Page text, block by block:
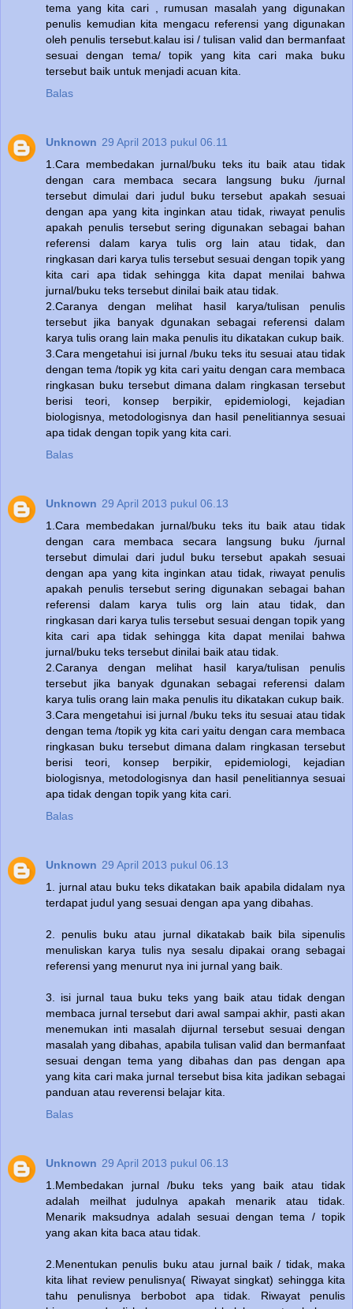
tema yang kita cari , rumusan masalah yang digunakan
penulis kemudian kita mengacu referensi yang digunakan
oleh penulis tersebut.kalau isi / tulisan valid dan bermanfaat
sesuai dengan tema/ topik yang kita cari maka buku
tersebut baik untuk menjadi acuan kita.
Balas
Unknown 29 April 2013 pukul 06.11
1.Cara membedakan jurnal/buku teks itu baik atau tidak
dengan cara membaca secara langsung buku /jurnal
tersebut dimulai dari judul buku tersebut apakah sesuai
dengan apa yang kita inginkan atau tidak, riwayat penulis
apakah penulis tersebut sering digunakan sebagai bahan
referensi dalam karya tulis org lain atau tidak, dan
ringkasan dari karya tulis tersebut sesuai dengan topik yang
kita cari apa tidak sehingga kita dapat menilai bahwa
jurnal/buku teks tersebut dinilai baik atau tidak.
2.Caranya dengan melihat hasil karya/tulisan penulis
tersebut jika banyak dgunakan sebagai referensi dalam
karya tulis orang lain maka penulis itu dikatakan cukup baik.
3.Cara mengetahui isi jurnal /buku teks itu sesuai atau tidak
dengan tema /topik yg kita cari yaitu dengan cara membaca
ringkasan buku tersebut dimana dalam ringkasan tersebut
berisi teori, konsep berpikir, epidemiologi, kejadian
biologisnya, metodologisnya dan hasil penelitiannya sesuai
apa tidak dengan topik yang kita cari.
Balas
Unknown 29 April 2013 pukul 06.13
1.Cara membedakan jurnal/buku teks itu baik atau tidak
dengan cara membaca secara langsung buku /jurnal
tersebut dimulai dari judul buku tersebut apakah sesuai
dengan apa yang kita inginkan atau tidak, riwayat penulis
apakah penulis tersebut sering digunakan sebagai bahan
referensi dalam karya tulis org lain atau tidak, dan
ringkasan dari karya tulis tersebut sesuai dengan topik yang
kita cari apa tidak sehingga kita dapat menilai bahwa
jurnal/buku teks tersebut dinilai baik atau tidak.
2.Caranya dengan melihat hasil karya/tulisan penulis
tersebut jika banyak dgunakan sebagai referensi dalam
karya tulis orang lain maka penulis itu dikatakan cukup baik.
3.Cara mengetahui isi jurnal /buku teks itu sesuai atau tidak
dengan tema /topik yg kita cari yaitu dengan cara membaca
ringkasan buku tersebut dimana dalam ringkasan tersebut
berisi teori, konsep berpikir, epidemiologi, kejadian
biologisnya, metodologisnya dan hasil penelitiannya sesuai
apa tidak dengan topik yang kita cari.
Balas
Unknown 29 April 2013 pukul 06.13
1. jurnal atau buku teks dikatakan baik apabila didalam nya
terdapat judul yang sesuai dengan apa yang dibahas.
2. penulis buku atau jurnal dikatakab baik bila sipenulis
menuliskan karya tulis nya sesalu dipakai orang sebagai
referensi yang menurut nya ini jurnal yang baik.
3. isi jurnal taua buku teks yang baik atau tidak dengan
membaca jurnal tersebut dari awal sampai akhir, pasti akan
menemukan inti masalah dijurnal tersebut sesuai dengan
masalah yang dibahas, apabila tulisan valid dan bermanfaat
sesuai dengan tema yang dibahas dan pas dengan apa
yang kita cari maka jurnal tersebut bisa kita jadikan sebagai
panduan atau reverensi belajar kita.
Balas
Unknown 29 April 2013 pukul 06.13
1.Membedakan jurnal /buku teks yang baik atau tidak
adalah meilhat judulnya apakah menarik atau tidak.
Menarik maksudnya adalah sesuai dengan tema / topik
yang akan kita baca atau tidak.
2.Menentukan penulis buku atau jurnal baik / tidak, maka
kita lihat review penulisnya( Riwayat singkat) sehingga kita
tahu penulisnya berbobot apa tidak. Riwayat penulis